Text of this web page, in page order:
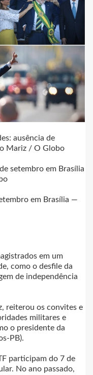
ausência de
Mariz / O Globo
setembro em Brasília
em Brasília —
em um
como o desfile da
de independência
reiterou os convites e
militares e
o presidente da
PB).
participam do 7 de
No ano passado,